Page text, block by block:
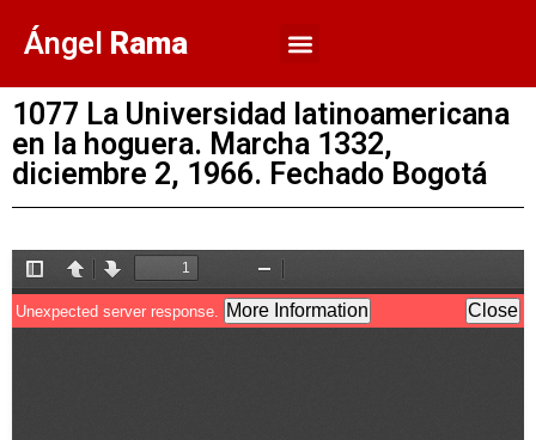
Ángel Rama
1077 La Universidad latinoamericana
en la hoguera. Marcha 1332,
diciembre 2, 1966. Fechado Bogotá